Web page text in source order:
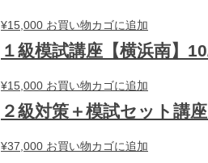
¥15,000 お買い物カゴに追加
１級模試講座【横浜南】
¥15,000 お買い物カゴに追加
２級対策＋模試セット講
¥37,000 お買い物カゴに追加